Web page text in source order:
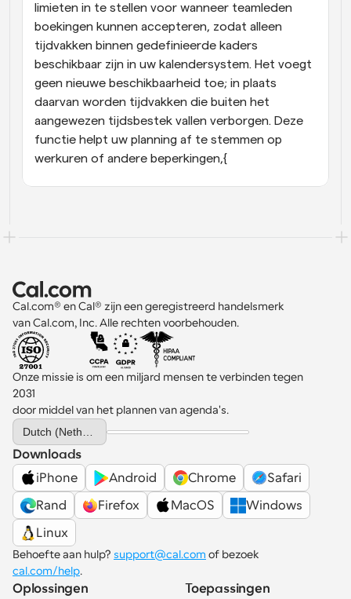
limieten in te stellen voor wanneer teamleden
boekingen kunnen accepteren, zodat alleen
tijdvakken binnen gedefinieerde kaders
beschikbaar zijn in uw kalendersystem. Het voegt
geen nieuwe beschikbaarheid toe; in plaats
daarvan worden tijdvakken die buiten het
aangewezen tijdsbestek vallen verborgen. Deze
functie helpt uw planning af te stemmen op
werkuren of andere beperkingen,{
Cal.com® en Cal® zijn een geregistreerd handelsmerk
van Cal.com, Inc. Alle rechten voorbehouden.
Onze missie is om een miljard mensen te verbinden tegen
2031
door middel van het plannen van agenda's.
Select Language
Downloads
iPhone
Android Chrome
Safari
Rand
Firefox MacOS
Windows
Linux
Behoefte aan hulp? support@cal.com
cal.com/help.
Oplossingen
Toepassingen